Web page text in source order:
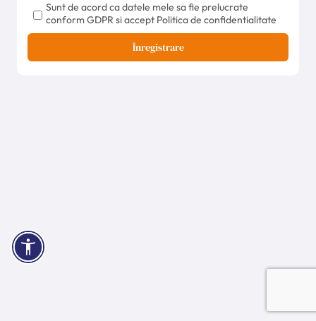
Sunt de acord ca datele mele sa fie prelucrate
conform GDPR si accept Politica de confidentialitate
Înregistrare